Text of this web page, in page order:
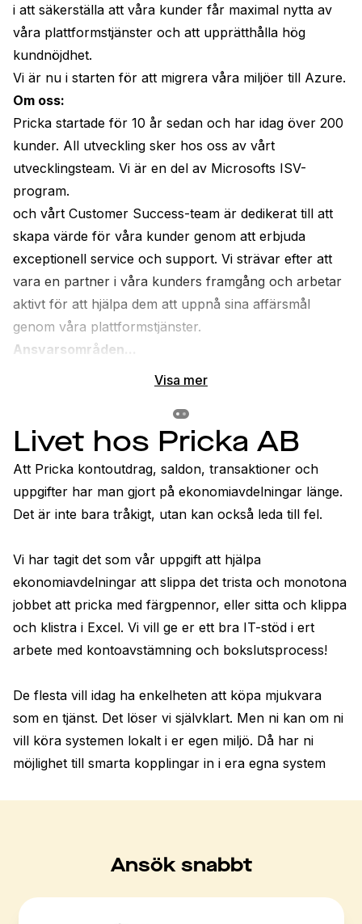
i att säkerställa att våra kunder får maximal nytta av
våra plattformstjänster och att upprätthålla hög
kundnöjdhet.
Vi är nu i starten för att migrera våra miljöer till Azure.
Om oss:
Pricka startade för 10 år sedan och har idag över 200
kunder. All utveckling sker hos oss av vårt
utvecklingsteam. Vi är en del av Microsofts ISV-
program.
och vårt Customer Success-team är dedikerat till att
skapa värde för våra kunder genom att erbjuda
exceptionell service och support. Vi strävar efter att
vara en partner i våra kunders framgång och arbetar
aktivt för att hjälpa dem att uppnå sina affärsmål
genom våra plattformstjänster.
Ansvarsområden...
Visa mer
Livet hos Pricka AB
Att Pricka kontoutdrag, saldon, transaktioner och
uppgifter har man gjort på ekonomiavdelningar länge.
Det är inte bara tråkigt, utan kan också leda till fel.
Vi har tagit det som vår uppgift att hjälpa
ekonomiavdelningar att slippa det trista och monotona
jobbet att pricka med färgpennor, eller sitta och klippa
och klistra i Excel. Vi vill ge er ett bra IT-stöd i ert
arbete med kontoavstämning och bokslutsprocess!
De flesta vill idag ha enkelheten att köpa mjukvara
som en tjänst. Det löser vi självklart. Men ni kan om ni
vill köra systemen lokalt i er egen miljö. Då har ni
möjlighet till smarta kopplingar in i era egna system
Ansök snabbt